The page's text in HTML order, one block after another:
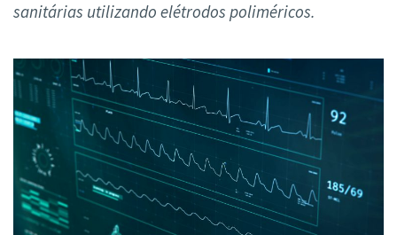
sanitárias utilizando elétrodos poliméricos.